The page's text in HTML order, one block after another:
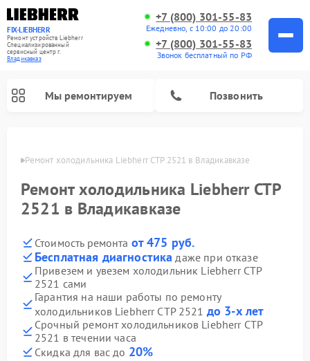
FIX-LIEBHERR
Ремонт устройств Liebherr
Специализированный
cервисный центр г.
Владикавказ
+7 (800) 301-55-83
Ежедневно, с 10:00 до 20:00
+7 (800) 301-55-83
Звонок бесплатный по РФ
Мы ремонтируем Позвонить
Ремонт холодильника Liebherr CTP 2521 в Владикавказе
Ремонт холодильника Liebherr CTP
2521 в Владикавказе
Стоимость ремонта от 475 руб.
Бесплатная диагностика даже при отказе
Привезем и увезем холодильник Liebherr CTP
2521 сами
Гарантия на наши работы по ремонту
холодильников Liebherr CTP 2521 до 3-х лет
Срочный ремонт холодильников Liebherr CTP
2521 в течении часа
Скидка для вас до 20%